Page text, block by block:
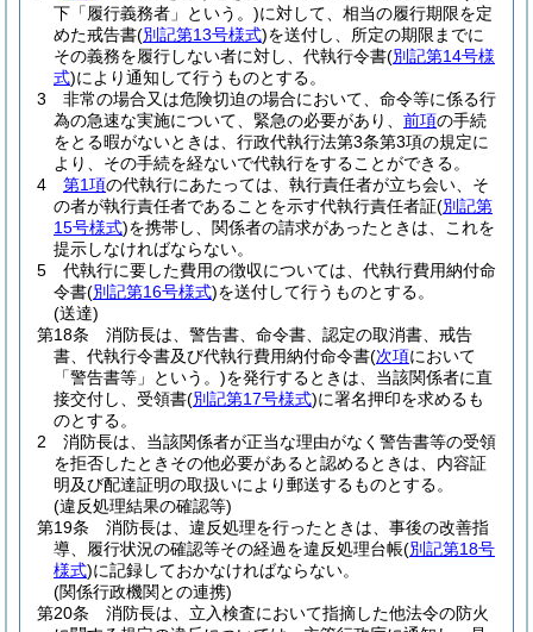
下「履行義務者」という。)に対して、相当の履行期限を定
めた戒告書(別記第13号様式)を送付し、所定の期限までに
その義務を履行しない者に対し、代執行令書(別記第14号様
式)により通知して行うものとする。
3
非常の場合又は危険切迫の場合において、命令等に係る行
為の急速な実施について、緊急の必要があり、 前項の手続
をとる暇がないときは、行政代執行法第3条第3項の規定に
より、その手続を経ないで代執行をすることができる。
4
第1項の代執行にあたっては、執行責任者が立ち会い、そ
の者が執行責任者であることを示す代執行責任者証(別記第
15号様式)を携帯し、関係者の請求があったときは、これを
提示しなければならない。
5
代執行に要した費用の徴収については、代執行費用納付命
令書(別記第16号様式)を送付して行うものとする。
(送達)
第18条
消防長は、警告書、命令書、認定の取消書、戒告
書、代執行令書及び代執行費用納付命令書(次項において
「警告書等」という。)を発行するときは、当該関係者に直
接交付し、受領書(別記第17号様式)に署名押印を求めるも
のとする。
2
消防長は、当該関係者が正当な理由がなく警告書等の受領
を拒否したときその他必要があると認めるときは、内容証
明及び配達証明の取扱いにより郵送するものとする。
(違反処理結果の確認等)
第19条
消防長は、違反処理を行ったときは、事後の改善指
導、履行状況の確認等その経過を違反処理台帳(別記第18号
様式)に記録しておかなければならない。
(関係行政機関との連携)
第20条
消防長は、立入検査において指摘した他法令の防火